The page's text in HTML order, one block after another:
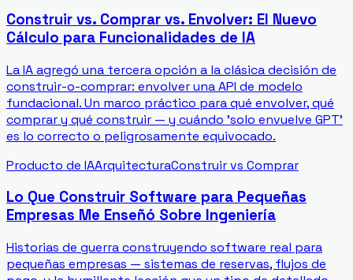
Construir vs. Comprar vs. Envolver: El Nuevo
Cálculo para Funcionalidades de IA
La IA agregó una tercera opción a la clásica decisión de
construir-o-comprar: envolver una API de modelo
fundacional. Un marco práctico para qué envolver, qué
comprar y qué construir — y cuándo 'solo envuelve GPT'
es lo correcto o peligrosamente equivocado.
Producto de IAArquitecturaConstruir vs Comprar
Lo Que Construir Software para Pequeñas
Empresas Me Enseñó Sobre Ingeniería
Historias de guerra construyendo software real para
pequeñas empresas — sistemas de reservas, flujos de